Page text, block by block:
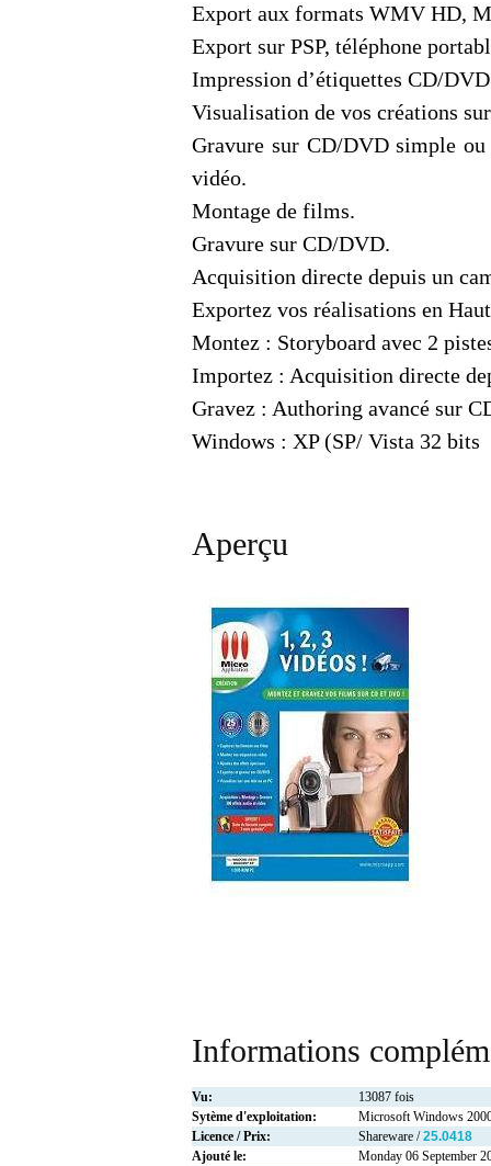
Export aux formats WMV HD,
Export sur PSP, téléphone
Impression d’étiquettes CD/
Visualisation de vos créations
Gravure sur CD/DVD simple
vidéo.
Montage de films.
Gravure sur CD/DVD.
Acquisition directe depuis un
Exportez vos réalisations en
Montez : Storyboard avec 2
Importez : Acquisition directe
Gravez : Authoring avancé sur
Windows : XP (SP/ Vista 32 bits
Aperçu
Informations
Vu:
13087 fois
Sytème d'exploitation:
Microsoft Windows
Licence / Prix:
Shareware /25.0418
Ajouté le:
Monday 06 September